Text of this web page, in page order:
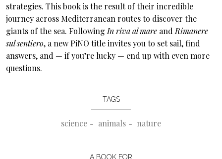
strategies. This book is the result of their incredible
journey across Mediterranean routes to discover the
giants of the sea. FollowingIn riva al mare andRimanere
sul sentiero, a new PiNO title invites you to set sail, find
answers, and — if you’re lucky — end up with even more
questions.
TAGS
science animals nature
A BOOK FOR